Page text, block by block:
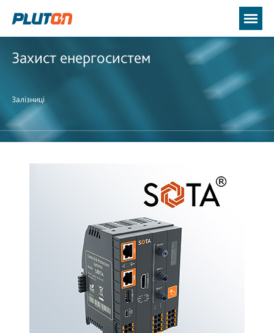
Захист енергосистем
Залізниці